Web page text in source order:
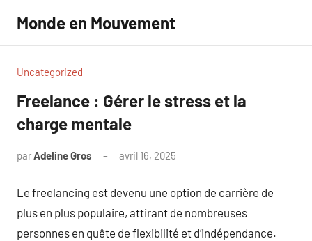
contenu
Monde en Mouvement
Uncategorized
Freelance : Gérer le stress et la
charge mentale
parAdeline Gros avril 16, 2025
Le freelancing est devenu une option de carrière de
plus en plus populaire, attirant de nombreuses
personnes en quête de flexibilité et d’indépendance.